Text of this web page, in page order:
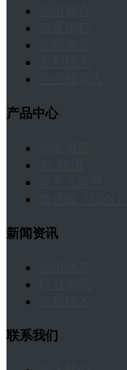
产品中心
新闻资讯
联系我们